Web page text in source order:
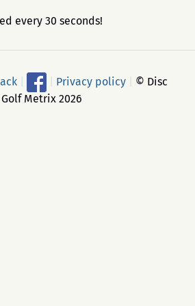
every 30 seconds!
Privacy policy
© Disc
Golf Metrix 2026